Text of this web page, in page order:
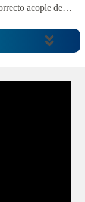
acople de…